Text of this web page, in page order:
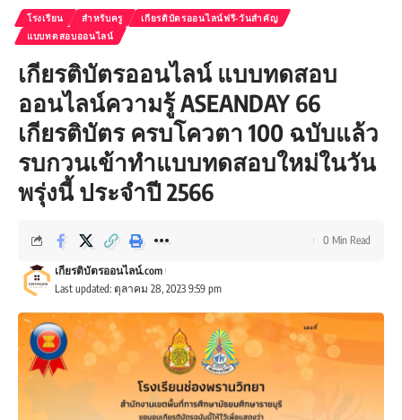
โรงเรียน สำหรับครู
เกียรติบัตรออนไลน์ฟรี-วันสำคัญ
แบบทดสอบออนไลน์
เกียรติบัตรออนไลน์ แบบทดสอบ
ออนไลน์ความรู้ ASEANDAY 66
เกียรติบัตร ครบโควตา 100 ฉบับแล้ว
รบกวนเข้าทำแบบทดสอบใหม่ในวัน
พรุ่งนี้ ประจำปี 2566
Last updated: ตุลาคม 28, 2023 9:59 pm
เกียรติบัตรออนไลน์.com
0 Min Read